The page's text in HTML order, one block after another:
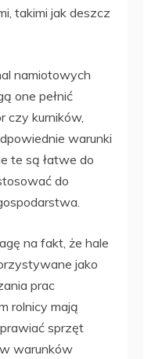
takimi jak deszcz
namiotowych
one pełnić
czy kurników,
warunki
te są łatwe do
do
na fakt, że hale
jako
prac
rolnicy mają
sprzęt
warunków